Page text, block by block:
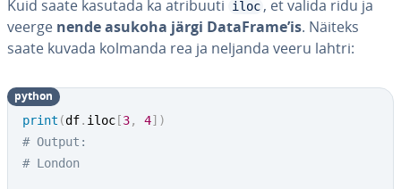
Kuid saate kasutada ka atribuuti iloc , et valida ridu ja
veerge nende asukoha järgi DataFrame’is. Näiteks
saate kuvada kolmanda rea ja neljanda veeru lahtri:
print (df. iloc [3, 4] )
# Output:
# London
python